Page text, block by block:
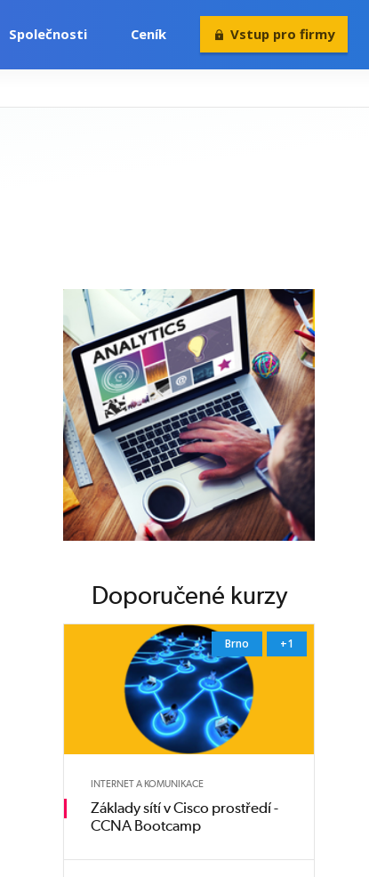
Společnosti Ceník Vstup pro firmy
Doporučené kurzy
Brno +1
INTERNET A KOMUNIKACE
Základy sítí v Cisco prostředí -
CCNA Bootcamp